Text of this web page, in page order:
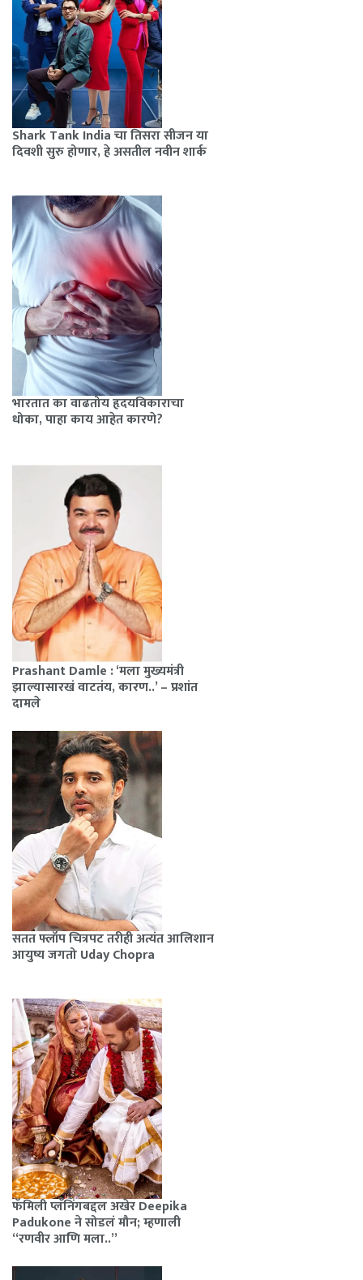
Shark Tank India चा तिसरा सीजन या
दिवशी सुरु होणार, हे असतील नवीन शार्क
भारतात का वाढतोय हृदयविकाराचा
धोका, पाहा काय आहेत कारणे?
Prashant Damle : ‘मला मुख्यमंत्री
झाल्यासारखं वाटतंय, कारण..’ – प्रशांत
दामले
सतत फ्लॉप चित्रपट तरीही अत्यंत आलिशान
आयुष्य जगतो Uday Chopra
फॅमिली प्लॅनिंगबद्दल अखेर Deepika
Padukone ने सोडलं मौन; म्हणाली
“रणवीर आणि मला..”